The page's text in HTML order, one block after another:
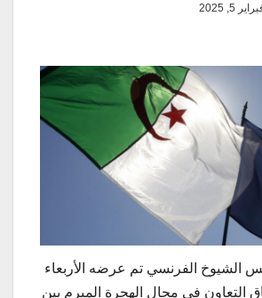
5, 2025
الشيوخ الفرنسي تم عرضه الأربعاء
التعاون في مجال الهجرة المبرم بين